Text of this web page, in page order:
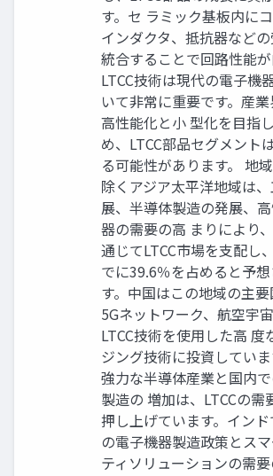
す。セ ラミック基板内にコ
インダクタ、抵抗器など
統合することで回路性能が
LTCC技術は現代の電子機
いて非常に重要です。産
高性能化と小 型化を目指
め、LTCC部品セグメント
る可能性があります。 地
除くアジア太平洋地域は
展、半導体製造の発展、
器の需要の高 まりにより
通じてLTCC市場を支配し
でに39.6％を占めると予
す。中国はこの地域の主要
5Gネットワ​​ーク、航空宇
LTCC技術を使用した高 度
ジング技術に投資してい
強力な半導体産業と国内
製造の 増加は、LTCCの需
押し上げています。イン
の電子機器製造政策とス
ティソリューションの需